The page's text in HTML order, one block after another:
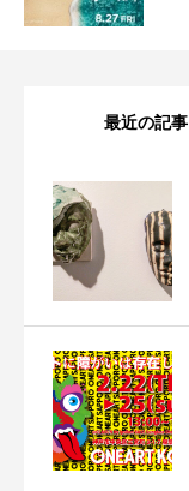
最近の記事